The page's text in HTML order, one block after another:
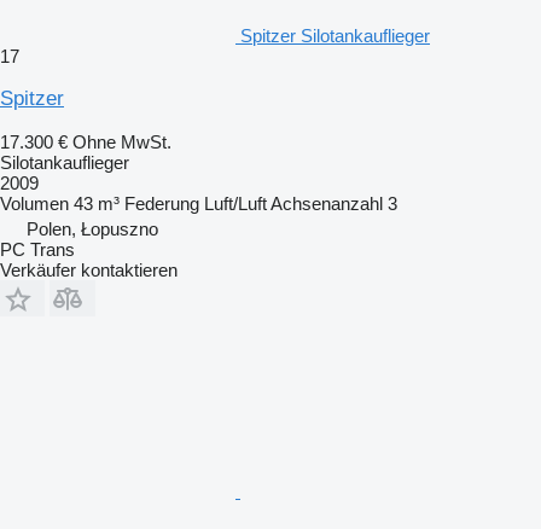
Spitzer Silotankauflieger
17
Spitzer
17.300 € Ohne MwSt.
Silotankauflieger
2009
Volumen 43 m³ Federung Luft/LuftAchsenanzahl 3
Polen, Łopuszno
PC Trans
Verkäufer kontaktieren